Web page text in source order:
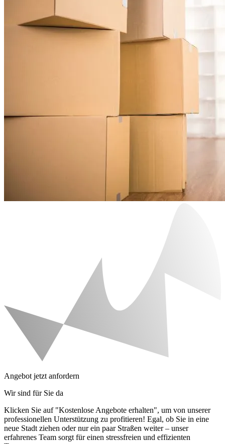
Angebot jetzt anfordern
Wir sind für Sie da
Klicken Sie auf "Kostenlose Angebote erhalten", um von unserer
professionellen Unterstützung zu profitieren! Egal, ob Sie in eine
neue Stadt ziehen oder nur ein paar Straßen weiter – unser
erfahrenes Team sorgt für einen stressfreien und effizienten